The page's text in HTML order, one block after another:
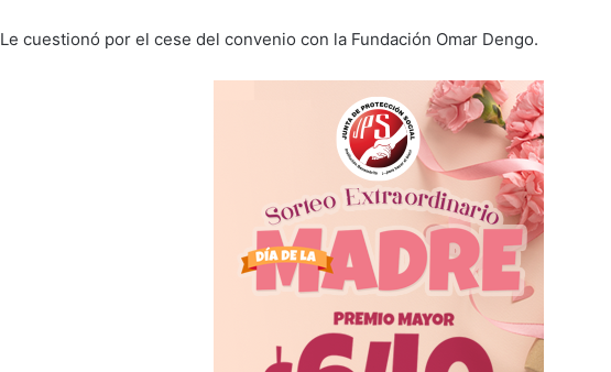
Le cuestionó por el cese del convenio con la Fundación Omar Dengo.